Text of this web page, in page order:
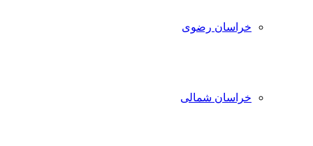
خراسان رضوی
خراسان شمالی